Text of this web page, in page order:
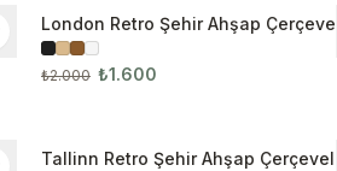
İNDIRIM
London Retro Şehir Ahşap Çerçeveli
Tablo 1089
₺2.000 ₺1.600
İNDIRIM
Tallinn Retro Şehir Ahşap